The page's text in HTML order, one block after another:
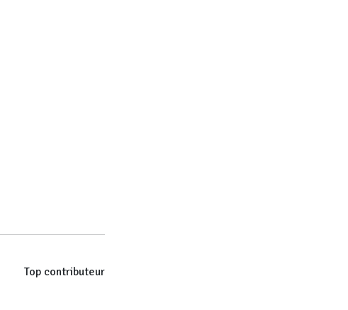
Top contributeur